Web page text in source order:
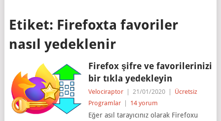
Etiket: Firefoxta favoriler
nasıl yedeklenir
Firefox şifre ve favorilerinizi
bir tıkla yedekleyin
Velociraptor 21/01/2020
Ücretsiz
Programlar
14 yorum
Eğer asıl tarayıcınız olarak Firefoxu